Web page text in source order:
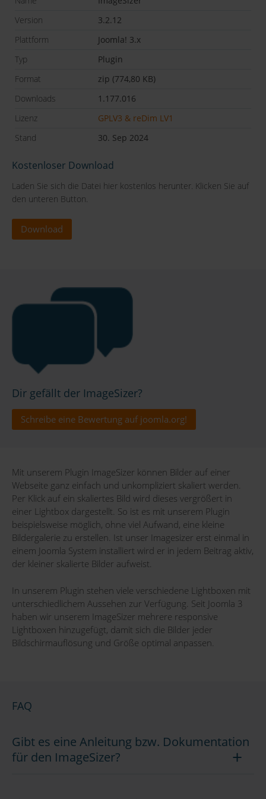
Version
3.2.12
Plattform
Joomla! 3.x
Typ
Plugin
Format
zip (774,80 KB)
Downloads
1.177.016
Lizenz
GPLV3 & reDim LV1
Stand
30. Sep 2024
Kostenloser Download
Laden Sie sich die Datei hier kostenlos herunter. Klicken Sie auf
den unteren Button.
Download
Dir gefällt der ImageSizer?
Schreibe eine Bewertung auf joomla.org!
Mit unserem Plugin ImageSizer können Bilder auf einer
Webseite ganz einfach und unkompliziert skaliert werden.
Per Klick auf ein skaliertes Bild wird dieses vergrößert in
einer Lightbox dargestellt. So ist es mit unserem Plugin
beispielsweise möglich, ohne viel Aufwand, eine kleine
Bildergalerie zu erstellen. Ist unser Imagesizer erst einmal in
einem Joomla System installiert wird er in jedem Beitrag aktiv,
der kleiner skalierte Bilder aufweist.
In unserem Plugin stehen viele verschiedene Lightboxen mit
unterschiedlichem Aussehen zur Verfügung. Seit Joomla 3
haben wir unserem ImageSizer mehrere responsive
Lightboxen hinzugefügt, damit sich die Bilder jeder
Bildschirmauflösung und Größe optimal anpassen.
FAQ
Gibt es eine Anleitung bzw. Dokumentation
für den ImageSizer?